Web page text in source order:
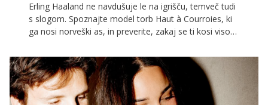
Erling Haaland ne navdušuje le na igrišču, temveč tudi
s slogom. Spoznajte model torb Haut à Courroies, ki
ga nosi norveški as, in preverite, zakaj se ti kosi visoke
med vrhunskimi nogometaši.